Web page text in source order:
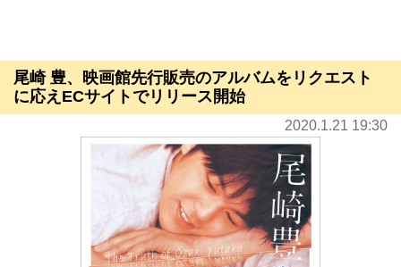
尾崎 豊、映画館先行販売のアルバムをリクエスト
に応えECサイトでリリース開始
2020.1.21 19:30